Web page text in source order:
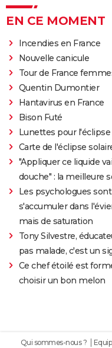
EN CE MOMENT
Incendies en France
Nouvelle canicule
Tour de France
Quentin Dumontier
Hantavirus en France
Bison Futé
Lunettes pour l'éclipse
Carte de l'éclipse
"Appliquer ce liquide
douche" : la meilleure
Les psychologues
s'accumuler dans
mais de saturation
Tony Silvestre,
pas malade, c'est un
Ce chef étoilé est
choisir un bon melon
Qui sommes-nous ?